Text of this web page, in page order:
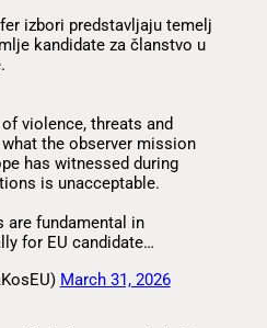
izbori predstavljaju temelj
kandidate za članstvo u
violence, threats and
the observer mission
has witnessed during
is unacceptable.
are fundamental in
for EU candidate…
March 31, 2026